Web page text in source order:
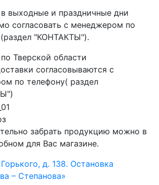
выходные и праздничные дни
согласовать с менеджером по
"КОНТАКТЫ").
Тверской области
согласовываются с
по телефону( раздел
забрать продукцию можно в
для Вас магазине.
д. 138. Остановка
– Степанова»